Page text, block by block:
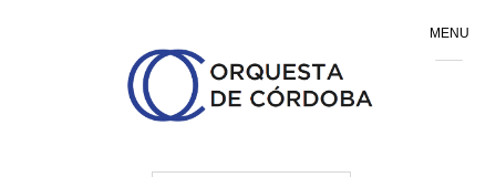
MENU